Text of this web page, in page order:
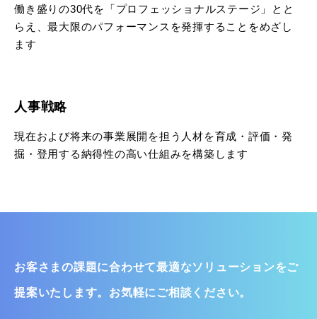
働き盛りの30代を「プロフェッショナルステージ」とと
らえ、最大限のパフォーマンスを発揮することをめざし
ます
人事戦略
現在および将来の事業展開を担う人材を育成・評価・発
掘・登用する納得性の高い仕組みを構築します
お客さまの課題に合わせて最適なソリューションをご
提案いたします。お気軽にご相談ください。